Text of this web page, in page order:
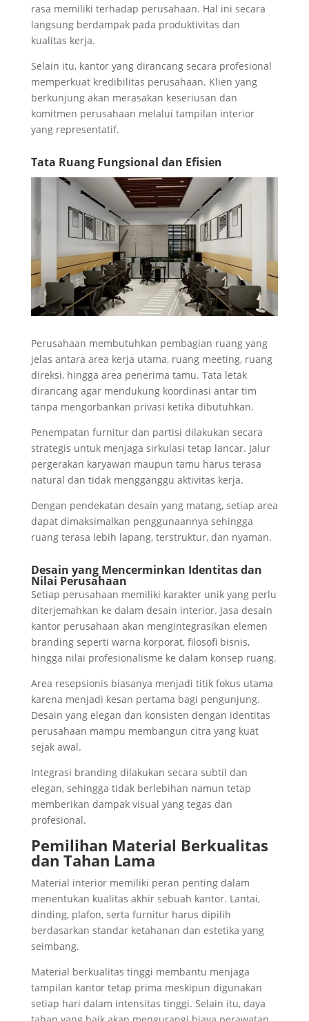
rasa memiliki terhadap perusahaan. Hal ini secara
langsung berdampak pada produktivitas dan
kualitas kerja.
Selain itu, kantor yang dirancang secara profesional
memperkuat kredibilitas perusahaan. Klien yang
berkunjung akan merasakan keseriusan dan
komitmen perusahaan melalui tampilan interior
yang representatif.
Tata Ruang Fungsional dan Efisien
Perusahaan membutuhkan pembagian ruang yang
jelas antara area kerja utama, ruang meeting, ruang
direksi, hingga area penerima tamu. Tata letak
dirancang agar mendukung koordinasi antar tim
tanpa mengorbankan privasi ketika dibutuhkan.
Penempatan furnitur dan partisi dilakukan secara
strategis untuk menjaga sirkulasi tetap lancar. Jalur
pergerakan karyawan maupun tamu harus terasa
natural dan tidak mengganggu aktivitas kerja.
Dengan pendekatan desain yang matang, setiap area
dapat dimaksimalkan penggunaannya sehingga
ruang terasa lebih lapang, terstruktur, dan nyaman.
Desain yang Mencerminkan Identitas dan
Nilai Perusahaan
Setiap perusahaan memiliki karakter unik yang perlu
diterjemahkan ke dalam desain interior. Jasa desain
kantor perusahaan akan mengintegrasikan elemen
branding seperti warna korporat, filosofi bisnis,
hingga nilai profesionalisme ke dalam konsep ruang.
Area resepsionis biasanya menjadi titik fokus utama
karena menjadi kesan pertama bagi pengunjung.
Desain yang elegan dan konsisten dengan identitas
perusahaan mampu membangun citra yang kuat
sejak awal.
Integrasi branding dilakukan secara subtil dan
elegan, sehingga tidak berlebihan namun tetap
memberikan dampak visual yang tegas dan
profesional.
Pemilihan Material Berkualitas
dan Tahan Lama
Material interior memiliki peran penting dalam
menentukan kualitas akhir sebuah kantor. Lantai,
dinding, plafon, serta furnitur harus dipilih
berdasarkan standar ketahanan dan estetika yang
seimbang.
Material berkualitas tinggi membantu menjaga
tampilan kantor tetap prima meskipun digunakan
setiap hari dalam intensitas tinggi. Selain itu, daya